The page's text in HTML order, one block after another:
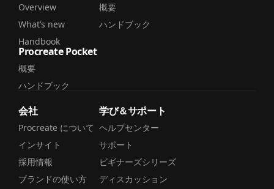
Overview
What’s new
Handbook
概要
ハンドブック
Procreate Pocket
概要
ハンドブック
会社
Procreate について
インサイト
採用情報
ブランドの使い方
学び＆サポート
ヘルプセンター
サポート
ビギナーズシリーズ
ディスカッション